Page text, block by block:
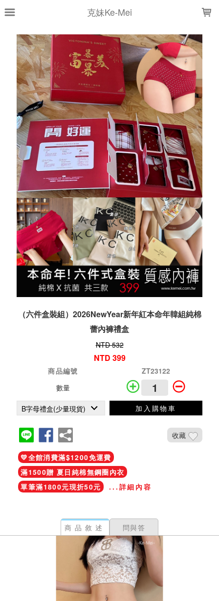
克妹Ke-Mei
（六件盒裝組）2026NewYear新年紅本命年韓組純棉
蕾內褲禮盒
NTD 532
NTD 399
商品編號
ZT23122
數量
加入購物車
收藏
💛全館消費滿$1200免運費
滿1500贈 夏日純棉無鋼圈內衣
單筆滿1800元現折50元
...詳細內容
商品敘述 問與答